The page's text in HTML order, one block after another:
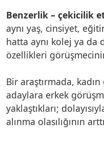
Benzerlik – çekicilik
aynı yaş, cinsiyet,
hatta aynı kolej ya da
özellikleri
Bir araştırmada,
adaylara erkek
yaklaştıkları;
alınma olasılığının